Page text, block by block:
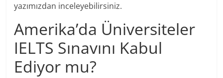
yazımızdan inceleyebilirsiniz.
Amerika’da Üniversiteler
IELTS Sınavını Kabul
Ediyor mu?